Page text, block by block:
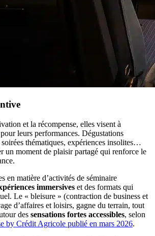
et la récompense, elles visent à
leurs performances. Dégustations
thématiques, expériences insolites…
un moment de plaisir partagé qui renforce le
en matière d’activités de séminaire
immersives et des formats qui
Le « bleisure » (contraction de business et
d’affaires et loisirs, gagne du terrain, tout
des sensations fortes accessibles, selon
by Crédit Agricole publié en mars 2026.